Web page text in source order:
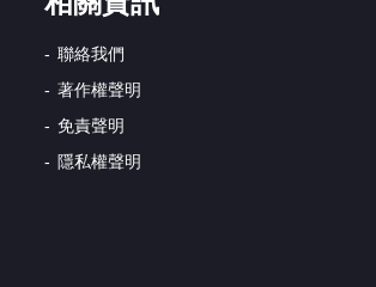
聯絡我們
著作權聲明
免責聲明
隱私權聲明